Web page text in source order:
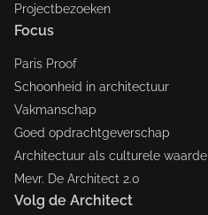
Projectbezoeken
Focus
Paris Proof
Schoonheid in architectuur
Vakmanschap
Goed opdrachtgeverschap
Architectuur als culturele waarde
Mevr. De Architect 2.0
Volg de Architect